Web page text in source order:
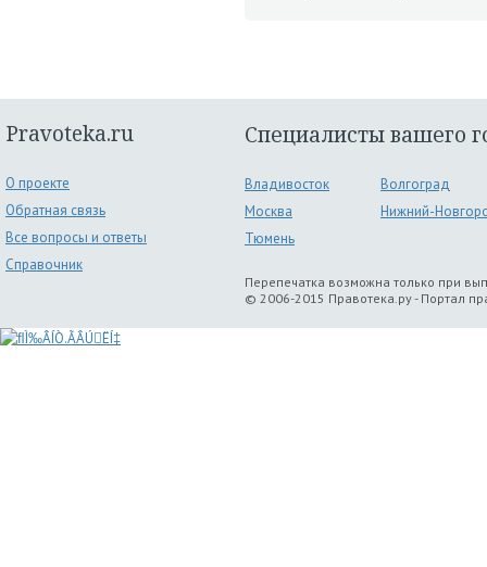
Pravoteka.ru
О проекте
Обратная связь
Все вопросы и ответы
Справочник
Специалисты вашего
Владивосток
Волгоград
Москва
Нижний-
Тюмень
Перепечатка возможна только при
© 2006-2015 Правотека.ру - Портал